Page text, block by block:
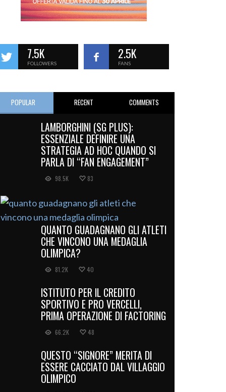
7.5K
FOLLOWERS
2.5K
FANS
POPULAR RECENT COMMENTS
LAMBORGHINI (SG PLUS):
ESSENZIALE DEFINIRE UNA
STRATEGIA AD HOC QUANDO SI
PARLA DI “FAN ENGAGEMENT”
98.5K 83
QUANTO GUADAGNANO GLI ATLETI
CHE VINCONO UNA MEDAGLIA
OLIMPICA?
81.2K 40
ISTITUTO PER IL CREDITO
SPORTIVO E PRO VERCELLI,
PRIMA OPERAZIONE DI FACTORING
66.2K 48
QUESTO “SIGNORE” MERITA DI
ESSERE CACCIATO DAL VILLAGGIO
OLIMPICO